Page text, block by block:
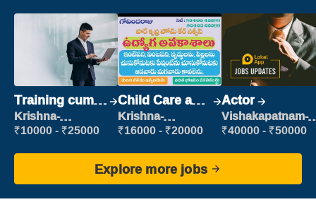
Training cum
Placement
Krishna-
vijayawada
₹10000 - ₹25000
Child Care and
Patient care
Krishna-
vijayawada
₹16000 - ₹20000
Actor
Vishakapatnam-
new
₹40000 - ₹50000
Explore more jobs